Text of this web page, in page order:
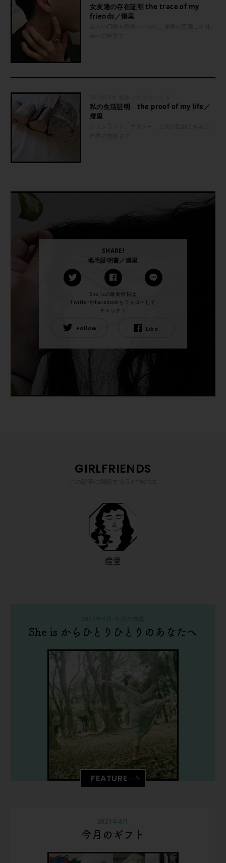
女友達の存在証明 the trace of my
friends／燈里
2018年5月 特集：生活をつくる
私の生活証明 the proof of my life／
燈里
SHARE!
地毛証明書／燈里
She isの最新情報は
TwitterやFacebookをフォローして
チェック！
Follow Like
GIRLFRIENDS
燈里
2021年4月 今月の特集
She is からひとりひとりのあなたへ
FEATURE
2021年4月
今月のギフト